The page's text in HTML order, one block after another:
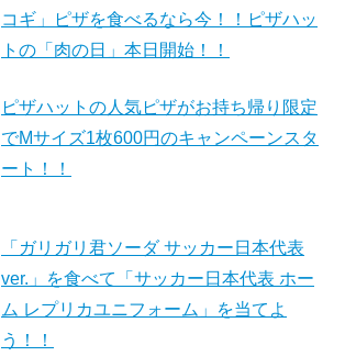
コギ」ピザを食べるなら今！！ピザハッ
トの「肉の日」本日開始！！
ピザハットの人気ピザがお持ち帰り限定
でMサイズ1枚600円のキャンペーンスタ
ート！！
「ガリガリ君ソーダ サッカー日本代表
ver.」を食べて「サッカー日本代表 ホー
ム レプリカユニフォーム」を当てよ
う！！